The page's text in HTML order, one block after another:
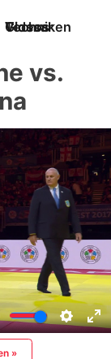
Techniken
Videos
Glossar
vs.
»